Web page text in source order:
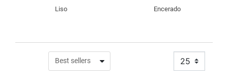
Liso Encerado
25